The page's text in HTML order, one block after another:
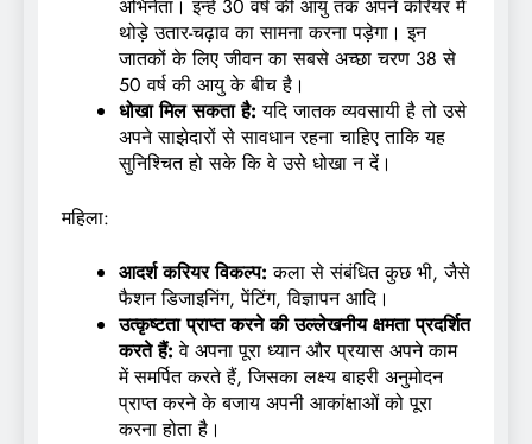
अभिनेता। इन्हें 30 वर्ष की आयु तक अपने करियर में
थोड़े उतार-चढ़ाव का सामना करना पड़ेगा। इन
जातकों के लिए जीवन का सबसे अच्छा चरण 38 से
50 वर्ष की आयु के बीच है।
धोखा मिल सकता है: यदि जातक व्यवसायी है तो उसे
अपने साझेदारों से सावधान रहना चाहिए ताकि यह
सुनिश्चित हो सके कि वे उसे धोखा न दें।
महिला:
आदर्श करियर विकल्प: कला से संबंधित कुछ भी, जैसे
फैशन डिजाइनिंग, पेंटिंग, विज्ञापन आदि।
उत्कृष्टता प्राप्त करने की उल्लेखनीय क्षमता प्रदर्शित
करते हैं: वे अपना पूरा ध्यान और प्रयास अपने काम
में समर्पित करते हैं, जिसका लक्ष्य बाहरी अनुमोदन
प्राप्त करने के बजाय अपनी आकांक्षाओं को पूरा
करना होता है।